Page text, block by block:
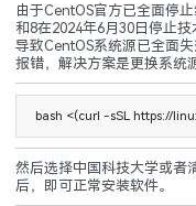
CN2优化 建站优化
¥240.00 起/ 月
由于CentOS官方已全面停
和8在2024年6月30日停止技
导致CentOS系统源已全面
报错，解决方案是更换系统
bash <(curl -sSL https://
然后选择中国科技大学或者
后，即可正常安装软件。